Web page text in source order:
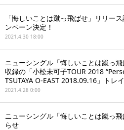
「悔しいことは蹴っ飛ばせ」リリー
ンペーン決定！
2021.4.30 18:00
ニューシングル「悔しいことは蹴っ
収録の「小松未可子TOUR 2018
TSUTAYA O-EAST 2018.09.16」トレ
2021.4.28 0:00
ニューシングル「悔しいことは蹴っ
らせ